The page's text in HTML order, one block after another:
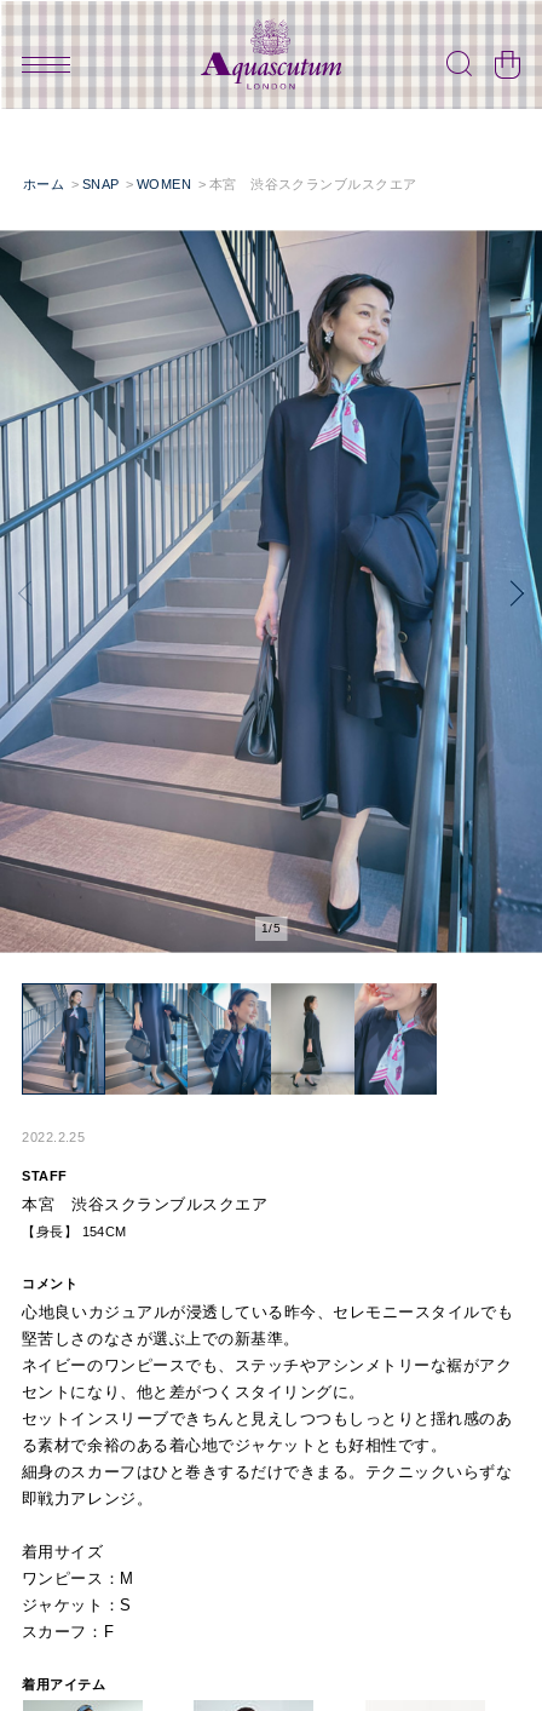
ホーム SNAP WOMEN 本宮 渋谷スクランブルスクエア
2/5
2022.2.25
STAFF
本宮 渋谷スクランブルスクエア
【身長】 154CM
コメント
心地良いカジュアルが浸透している昨今、セレモニースタイルでも
堅苦しさのなさが選ぶ上での新基準。
ネイビーのワンピースでも、ステッチやアシンメトリーな裾がアク
セントになり、他と差がつくスタイリングに。
セットインスリーブできちんと見えしつつもしっとりと揺れ感のあ
る素材で余裕のある着心地でジャケットとも好相性です。
細身のスカーフはひと巻きするだけできまる。テクニックいらずな
即戦力アレンジ。
着用サイズ
ワンピース：M
ジャケット：S
スカーフ：F
着用アイテム